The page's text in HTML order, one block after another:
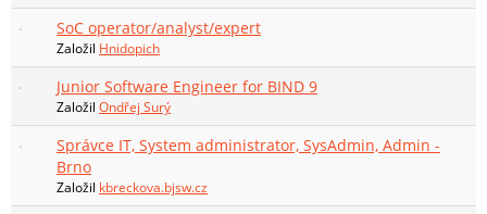
SoC operator/analyst/expert
Založil Hnidopich
Junior Software Engineer for BIND 9
Založil Ondřej Surý
Správce IT, System administrator, SysAdmin, Admin -
Brno
Založil kbreckova.bjsw.cz